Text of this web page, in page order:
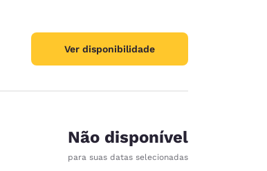
Ver disponibilidade
Não disponível
para suas datas selecionadas